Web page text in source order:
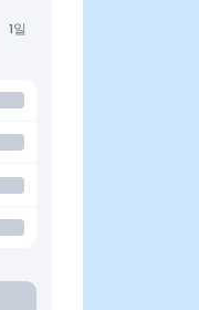
1일